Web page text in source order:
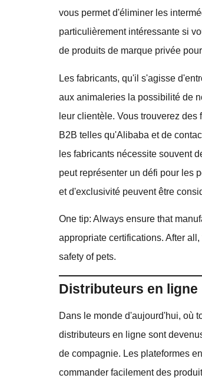
vous permet d'éliminer les
particulièrement intéressante si
de produits de marque privée
Les fabricants, qu'il s'agisse
aux animaleries la possibilité de
leur clientèle. Vous trouverez
B2B telles qu'Alibaba et de
les fabricants nécessite souvent
peut représenter un défi pour les
et d'exclusivité peuvent être
One tip: Always ensure that
appropriate certifications. After
safety of pets.
Distributeurs en
Dans le monde d'aujourd'hui, où
distributeurs en ligne sont
de compagnie. Les plateformes
commander facilement des